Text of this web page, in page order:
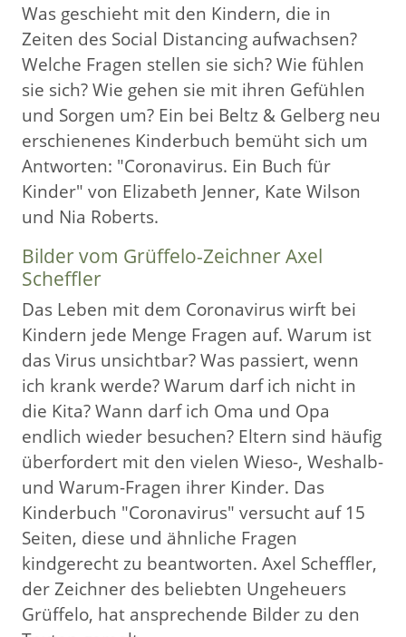
Was geschieht mit den Kindern, die in
Zeiten des Social Distancing aufwachsen?
Welche Fragen stellen sie sich? Wie fühlen
sie sich? Wie gehen sie mit ihren Gefühlen
und Sorgen um? Ein bei Beltz & Gelberg neu
erschienenes Kinderbuch bemüht sich um
Antworten: "Coronavirus. Ein Buch für
Kinder" von Elizabeth Jenner, Kate Wilson
und Nia Roberts.
Bilder vom Grüffelo-Zeichner Axel
Scheffler
Das Leben mit dem Coronavirus wirft bei
Kindern jede Menge Fragen auf. Warum ist
das Virus unsichtbar? Was passiert, wenn
ich krank werde? Warum darf ich nicht in
die Kita? Wann darf ich Oma und Opa
endlich wieder besuchen? Eltern sind häufig
überfordert mit den vielen Wieso-, Weshalb-
und Warum-Fragen ihrer Kinder. Das
Kinderbuch "Coronavirus" versucht auf 15
Seiten, diese und ähnliche Fragen
kindgerecht zu beantworten. Axel Scheffler,
der Zeichner des beliebten Ungeheuers
Grüffelo, hat ansprechende Bilder zu den